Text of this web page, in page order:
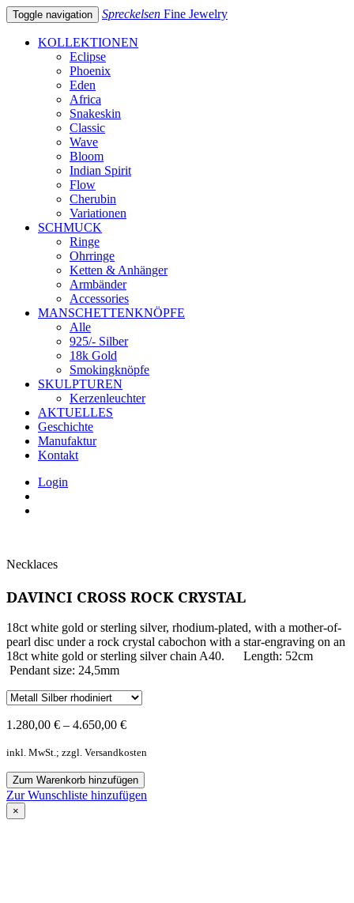
Toggle navigation Spreckelsen Fine Jewelry
KOLLEKTIONEN
Eclipse
Phoenix
Eden
Africa
Snakeskin
Classic
Wave
Bloom
Indian Spirit
Flow
Cherubin
Variationen
SCHMUCK
Ringe
Ohrringe
Ketten & Anhänger
Armbänder
Accessories
MANSCHETTENKNÖPFE
Alle
925/- Silber
18k Gold
Smokingknöpfe
SKULPTUREN
Kerzenleuchter
AKTUELLES
Geschichte
Manufaktur
Kontakt
Login
Necklaces
DAVINCI CROSS ROCK CRYSTAL
18ct white gold or sterling silver, rhodium-plated, with a mother-of-
pearl disc under a rock crystal cabochon with a star-engraving on an
18ct white gold or sterling silver chain A40. Length: 52cm
Pendant size: 24,5mm
1.280,00 € – 4.650,00 €
inkl. MwSt.; zzgl. Versandkosten
Zum Warenkorb hinzufügen
Zur Wunschliste hinzufügen
×